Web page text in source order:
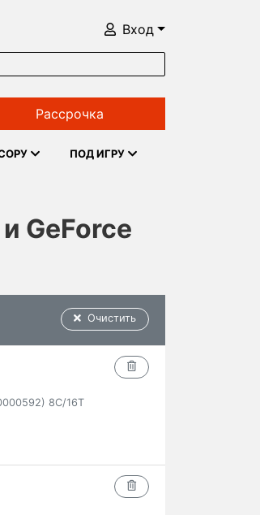
Вход
Рассрочка
ПОД ИГРУ
GeForce
Очистить
8C/16T